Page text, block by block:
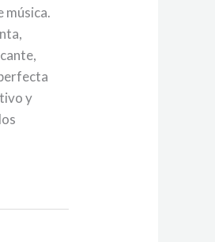
música.
y